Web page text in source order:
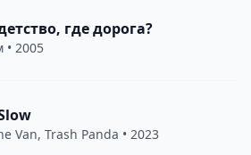
где дорога?
• 2005
Van, Trash Panda • 2023